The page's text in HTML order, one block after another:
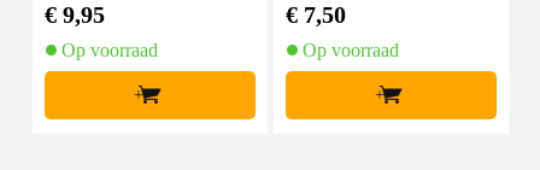
€ 9,95
Op voorraad
+
€ 7,50
Op voorraad
+